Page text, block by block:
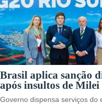
Brasil aplica sanção
após insultos de
Governo dispensa serviços do